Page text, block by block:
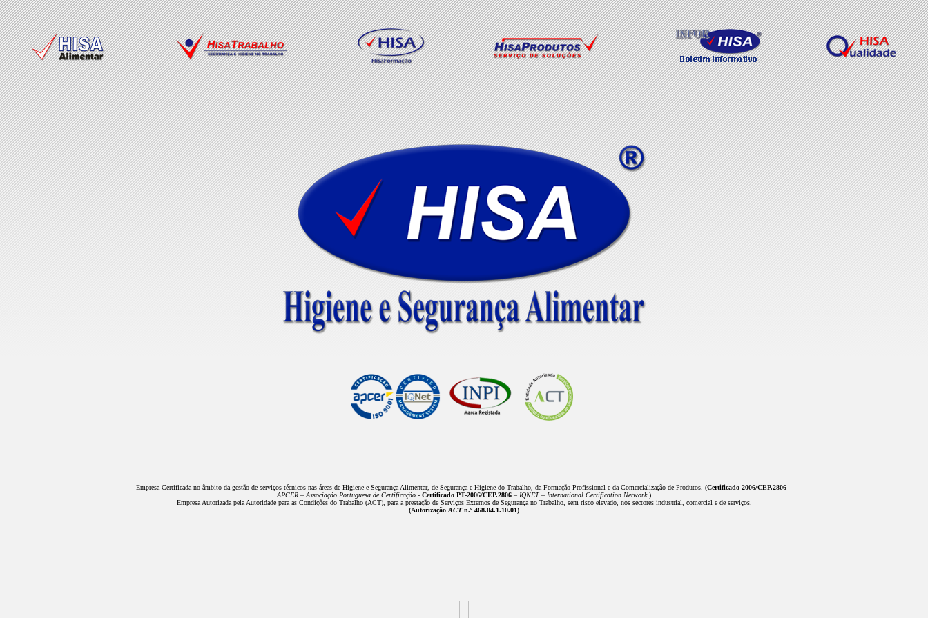
Empresa Certificada no âmbito da gestão de serviços técnicos nas áreas de Higiene e Segurança Alimentar, de Segurança e Higiene do Trabalho, da Formação Profissional e da Comercialização de Produtos. (Certificado 2006/CEP.2806 –
APCER – Associação Portuguesa de Certificação - Certificado PT-2006/CEP.2806 – IQNET – International Certification Network.)
Empresa Autorizada pela Autoridade para as Condições do Trabalho (ACT), para a prestação de Serviços Externos de Segurança no Trabalho, sem risco elevado, nos sectores industrial, comercial e de serviços.
(Autorização ACTn.º 468.04.1.10.01)